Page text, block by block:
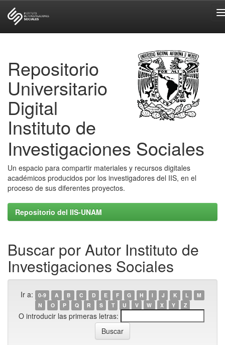
Repositorio
Universitario
Digital
Instituto de
Investigaciones Sociales
Un espacio para compartir materiales y recursos digitales
académicos producidos por los investigadores del IIS, en el
proceso de sus diferentes proyectos.
Repositorio del IIS-UNAM
Buscar por Autor Instituto de
Investigaciones Sociales
Ir a: 0-9 A B C D E F G H I J K L
M
N
O P Q R S T U V W X Y Z
O introducir las primeras letras: